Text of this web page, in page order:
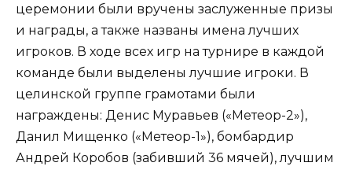
церемонии были вручены заслуженные призы
и награды, а также названы имена лучших
игроков. В ходе всех игр на турнире в каждой
команде были выделены лучшие игроки. В
целинской группе грамотами были
награждены: Денис Муравьев («Метеор-2»),
Данил Мищенко («Метеор-1»), бомбардир
Андрей Коробов (забивший 36 мячей), лучшим